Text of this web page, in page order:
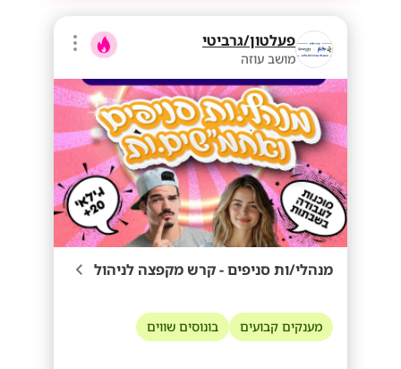
פעלטון/גרביטי
מושב עוזה
מנהלי/ות סניפים - קרש מקפצה לניהול
מענקים קבועים בונוסים שווים